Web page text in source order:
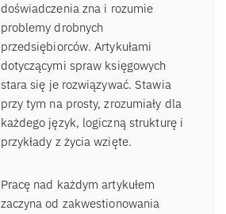
doświadczenia zna i rozumie
problemy drobnych
przedsiębiorców. Artykułami
dotyczącymi spraw księgowych
stara się je rozwiązywać. Stawia
przy tym na prosty, zrozumiały dla
każdego język, logiczną strukturę i
przykłady z życia wzięte.
Pracę nad każdym artykułem
zaczyna od zakwestionowania